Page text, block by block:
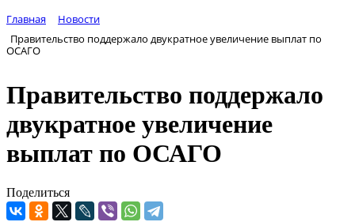
Главная
Новости
Правительство поддержало двукратное увеличение выплат по
ОСАГО
Правительство поддержало
двукратное увеличение
выплат по ОСАГО
Поделиться